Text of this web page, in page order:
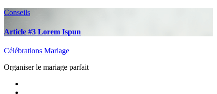
Conseils
Article #3 Lorem Ispun
Célébrations Mariage
Organiser le mariage parfait